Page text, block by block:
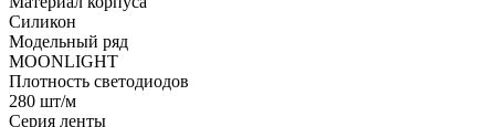
Силикон
Модельный ряд
MOONLIGHT
Плотность светодиодов
280 шт/м
Серия ленты